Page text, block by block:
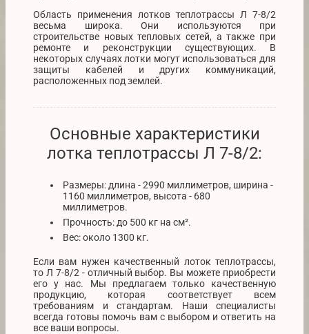
Область применения лотков теплотрассы Л 7-8/2
весьма широка. Они используются при
строительстве новых тепловых сетей, а также при
ремонте и реконструкции существующих. В
некоторых случаях лотки могут использоваться для
защиты кабелей и других коммуникаций,
расположенных под землей.
Основные характеристики
лотка теплотрассы Л 7-8/2:
Размеры: длина - 2990 миллиметров, ширина -
1160 миллиметров, высота - 680
миллиметров.
Прочность: до 500 кг на см².
Вес: около 1300 кг.
Если вам нужен качественный лоток теплотрассы,
то Л 7-8/2 - отличный выбор. Вы можете приобрести
его у нас. Мы предлагаем только качественную
продукцию, которая соответствует всем
требованиям и стандартам. Наши специалисты
всегда готовы помочь вам с выбором и ответить на
все ваши вопросы.